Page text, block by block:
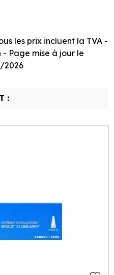
les prix incluent la TVA -
Page mise à jour le
2026
: